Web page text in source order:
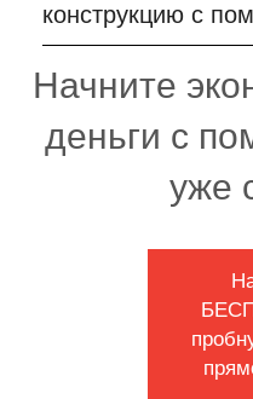
конструкцию с
Начните
деньги с
уже